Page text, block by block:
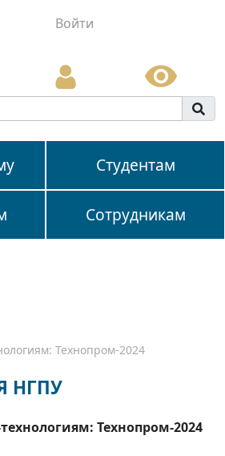
Войти
Студентам
Сотрудникам
Технопром-2024
НГПУ
Технопром-2024